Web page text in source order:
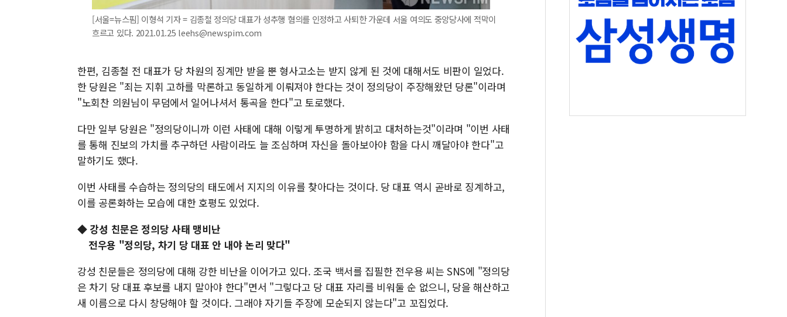
[서울=뉴스핌] 이형석 기자 = 김종철 정의당 대표가 성추행 혐의를 인정하고 사퇴한 가운데 서울 여의도 중앙당사에 적막이
흐르고 있다. 2021.01.25 leehs@newspim.com
한편, 김종철 전 대표가 당 차원의 징계만 받을 뿐 형사고소는 받지 않게 된 것에 대해서도 비판이 일었다.
한 당원은 "죄는 지휘 고하를 막론하고 동일하게 이뤄져야 한다는 것이 정의당이 주장해왔던 당론"이라며
"노회찬 의원님이 무덤에서 일어나셔서 통곡을 한다"고 토로했다.
다만 일부 당원은 "정의당이니까 이런 사태에 대해 이렇게 투명하게 밝히고 대처하는것"이라며 "이번 사태
를 통해 진보의 가치를 추구하던 사람이라도 늘 조심하며 자신을 돌아보아야 함을 다시 깨달아야 한다"고
말하기도 했다.
이번 사태를 수습하는 정의당의 태도에서 지지의 이유를 찾아다는 것이다. 당 대표 역시 곧바로 징계하고,
이를 공론화하는 모습에 대한 호평도 있었다.
◆ 강성 친문은 정의당 사태 맹비난
전우용 "정의당, 차기 당 대표 안 내야 논리 맞다"
강성 친문들은 정의당에 대해 강한 비난을 이어가고 있다. 조국 백서를 집필한 전우용 씨는 SNS에 "정의당
은 차기 당 대표 후보를 내지 말아야 한다"면서 "그렇다고 당 대표 자리를 비워둘 순 없으니, 당을 해산하고
새 이름으로 다시 창당해야 할 것이다. 그래야 자기들 주장에 모순되지 않는다"고 꼬집었다.